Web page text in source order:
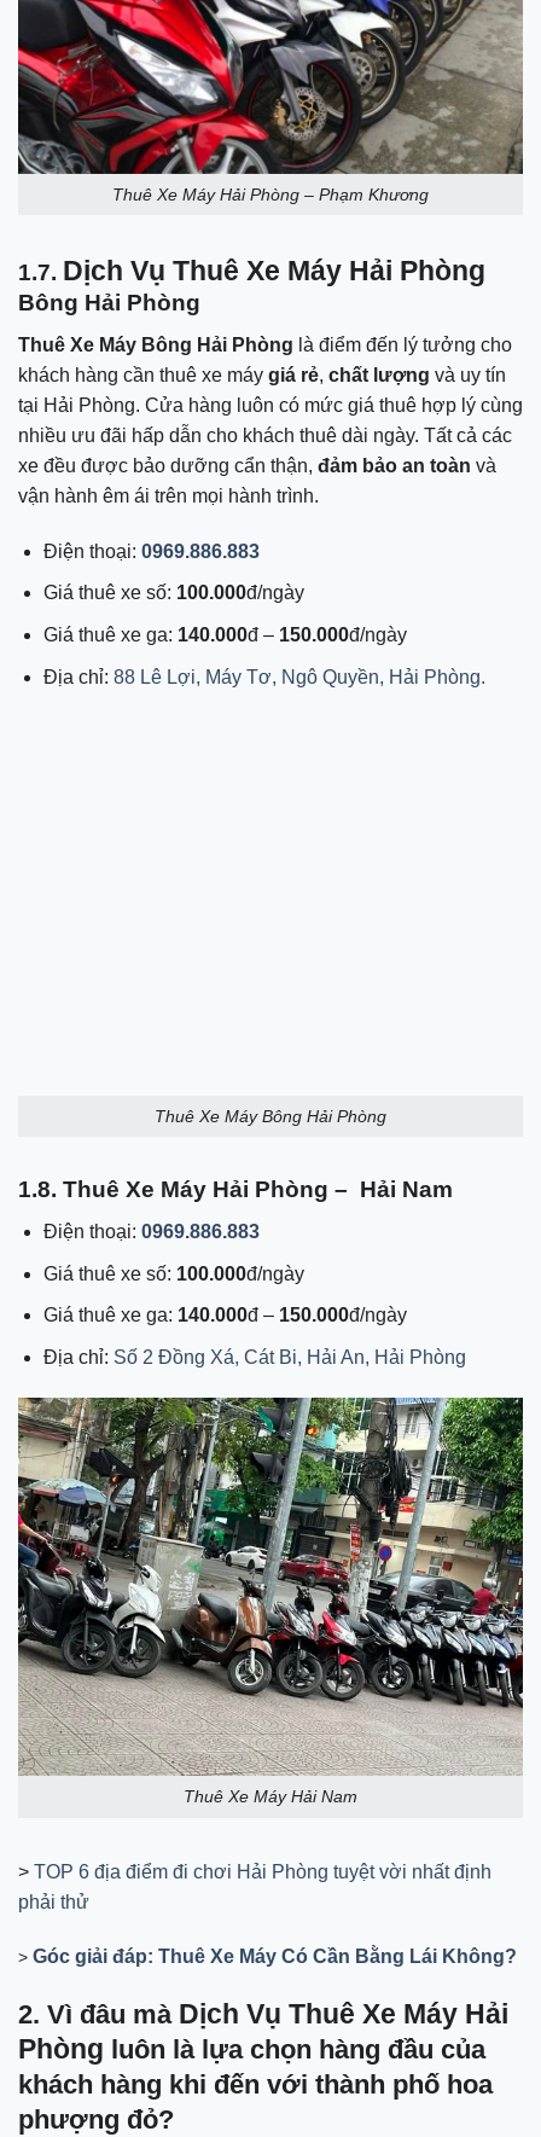
Thuê Xe Máy Hải Phòng – Phạm Khương
1.7. Dịch Vụ Thuê Xe Máy Hải Phòng
Bông Hải Phòng
Thuê Xe Máy Bông Hải Phòng là điểm đến lý tưởng cho
khách hàng cần thuê xe máy giá rẻ, chất lượng và uy tín
tại Hải Phòng. Cửa hàng luôn có mức giá thuê hợp lý cùng
nhiều ưu đãi hấp dẫn cho khách thuê dài ngày. Tất cả các
xe đều được bảo dưỡng cẩn thận, đảm bảo an toàn và
vận hành êm ái trên mọi hành trình.
Điện thoại: 0969.886.883
Giá thuê xe số: 100.000đ/ngày
Giá thuê xe ga: 140.000đ – 150.000đ/ngày
Địa chỉ: 88 Lê Lợi, Máy Tơ, Ngô Quyền, Hải Phòng.
Thuê Xe Máy Bông Hải Phòng
1.8. Thuê Xe Máy Hải Phòng – Hải Nam
Điện thoại: 0969.886.883
Giá thuê xe số: 100.000đ/ngày
Giá thuê xe ga: 140.000đ – 150.000đ/ngày
Địa chỉ: Số 2 Đồng Xá, Cát Bi, Hải An, Hải Phòng
Thuê Xe Máy Hải Nam
> TOP 6 địa điểm đi chơi Hải Phòng tuyệt vời nhất định
phải thử
> Góc giải đáp: Thuê Xe Máy Có Cần Bằng Lái Không?
2. Vì đâu mà Dịch Vụ Thuê Xe Máy Hải
Phòng luôn là lựa chọn hàng đầu của
khách hàng khi đến với thành phố hoa
phượng đỏ?